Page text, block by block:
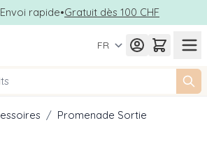
Envoi rapide•Gratuit dès 100 CHF
FR
/ Promenade Sortie